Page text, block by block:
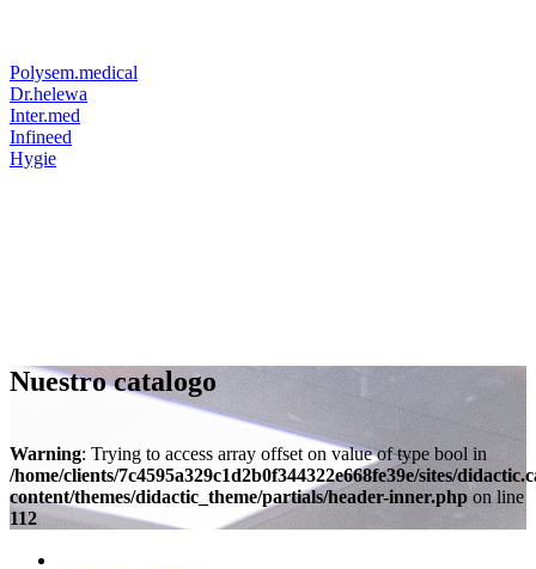
Polysem.medical
Dr.helewa
Inter.med
Infineed
Hygie
Nuestro catalogo
Warning: Trying to access array offset on value of type bool in
/home/clients/7c4595a329c1d2b0f344322e668fe39e/sites/
content/themes/didactic_theme/partials/header-inner.php on line
112